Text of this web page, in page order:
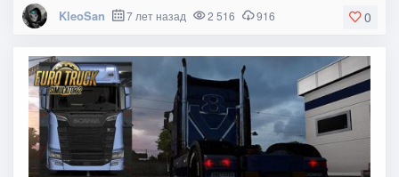
0
KleoSan 7 лет назад 2 516 916